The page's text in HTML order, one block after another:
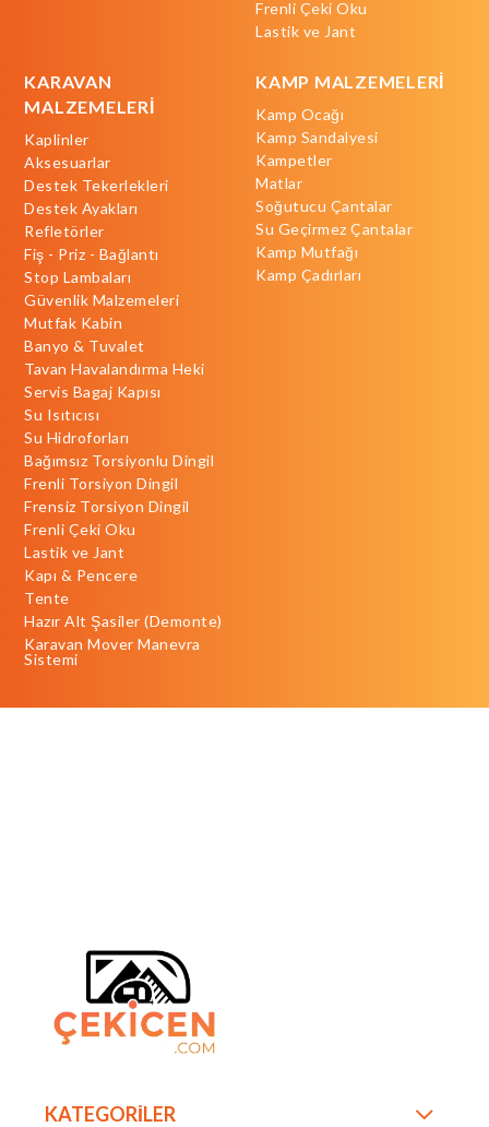
Frenli Çeki Oku
Lastik ve Jant
KARAVAN
MALZEMELERİ
Kaplinler
Aksesuarlar
Destek Tekerlekleri
Destek Ayakları
Refletörler
Fiş - Priz - Bağlantı
Stop Lambaları
Güvenlik Malzemeleri
Mutfak Kabin
Banyo & Tuvalet
Tavan Havalandırma Heki
Servis Bagaj Kapısı
Su Isıtıcısı
Su Hidroforları
Bağımsız Torsiyonlu Dingil
Frenli Torsiyon Dingil
Frensiz Torsiyon Dingil
Frenli Çeki Oku
Lastik ve Jant
Kapı & Pencere
Tente
Hazır Alt Şasiler (Demonte)
Karavan Mover Manevra
Sistemi
KAMP MALZEMELERİ
Kamp Ocağı
Kamp Sandalyesi
Kampetler
Matlar
Soğutucu Çantalar
Su Geçirmez Çantalar
Kamp Mutfağı
Kamp Çadırları
KATEGORİLER